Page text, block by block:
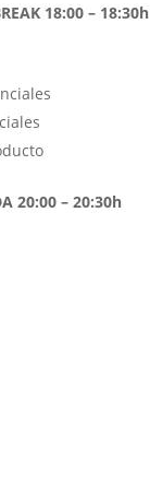
18:00 – 18:30h
20:00 – 20:30h